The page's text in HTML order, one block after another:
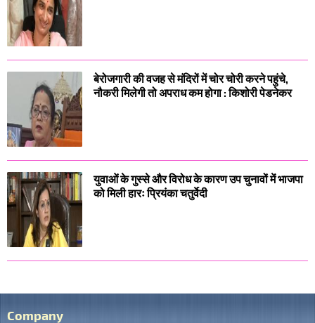
बेरोजगारी की वजह से मंदिरों में चोर चोरी करने पहुंचे,
नौकरी मिलेगी तो अपराध कम होगा : किशोरी पेडनेकर
युवाओं के गुस्से और विरोध के कारण उप चुनावों में भाजपा
को मिली हारः प्रियंका चतुर्वेदी
Company